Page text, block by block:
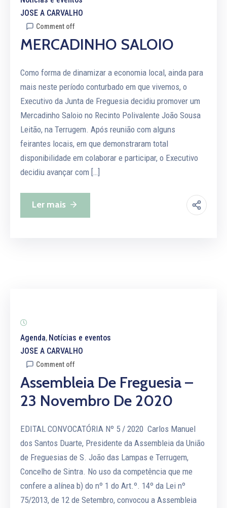
JOSE A CARVALHO
Comment off
MERCADINHO SALOIO
Como forma de dinamizar a economia local, ainda para
mais neste período conturbado em que vivemos, o
Executivo da Junta de Freguesia decidiu promover um
Mercadinho Saloio no Recinto Polivalente João Sousa
Leitão, na Terrugem. Após reunião com alguns
feirantes locais, em que demonstraram total
disponibilidade em colaborar e participar, o Executivo
decidiu avançar com […]
Ler mais
Agenda‚ Notícias e eventos
JOSE A CARVALHO
Comment off
Assembleia De Freguesia –
23 Novembro De 2020
EDITAL CONVOCATÓRIA Nº 5 / 2020 Carlos Manuel
dos Santos Duarte, Presidente da Assembleia da União
de Freguesias de S. João das Lampas e Terrugem,
Concelho de Sintra. No uso da competência que me
confere a alínea b) do nº 1 do Art.º. 14º da Lei nº
75/2013, de 12 de Setembro, convocou a Assembleia